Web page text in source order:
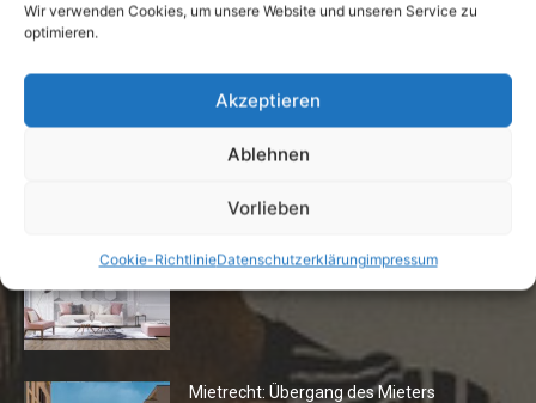
Wir verwenden Cookies, um unsere Website und unseren Service zu
optimieren.
Akzeptieren
Ablehnen
Vorlieben
Cookie-RichtlinieDatenschutzerklärungimpressum
Rechtstipp: Grundbucheinsicht nur bei
Die Redaktion empfiehlt
Fototapeten: Neuer Look fürs
Mietrecht: Übergang des Mieters